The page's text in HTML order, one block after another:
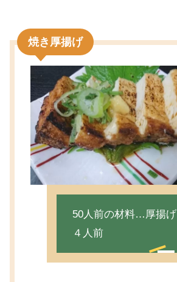
焼き厚揚げ
50人前の材料…厚揚
４人前